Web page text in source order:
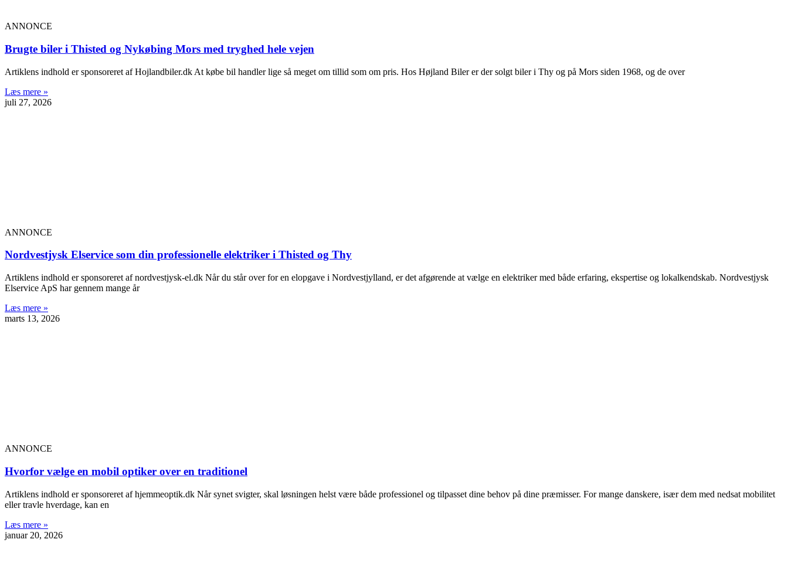
ANNONCE
Brugte biler i Thisted og Nykøbing Mors med tryghed hele vejen
Artiklens indhold er sponsoreret af Hojlandbiler.dk At købe bil handler lige så meget om tillid som om pris. Hos Højland Biler er der solgt biler i Thy og på Mors siden 1968, og de over
Læs mere »
juli 27, 2026
ANNONCE
Nordvestjysk Elservice som din professionelle elektriker i Thisted og Thy
Artiklens indhold er sponsoreret af nordvestjysk-el.dk Når du står over for en elopgave i Nordvestjylland, er det afgørende at vælge en elektriker med både erfaring, ekspertise og lokalkendskab. Nordvestjysk
Elservice ApS har gennem mange år
Læs mere »
marts 13, 2026
ANNONCE
Hvorfor vælge en mobil optiker over en traditionel
Artiklens indhold er sponsoreret af hjemmeoptik.dk Når synet svigter, skal løsningen helst være både professionel og tilpasset dine behov på dine præmisser. For mange danskere, især dem med nedsat mobilitet
eller travle hverdage, kan en
Læs mere »
januar 20, 2026